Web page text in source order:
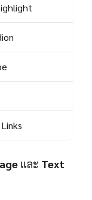
และ Text